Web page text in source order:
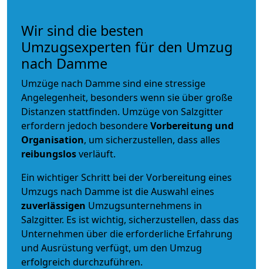
Wir sind die besten
Umzugsexperten für den Umzug
nach Damme
Umzüge nach Damme sind eine stressige
Angelegenheit, besonders wenn sie über große
Distanzen stattfinden. Umzüge von Salzgitter
erfordern jedoch besondereVorbereitung und
Organisation, um sicherzustellen, dass alles
reibungslosverläuft.
Ein wichtiger Schritt bei der Vorbereitung eines
Umzugs nach Damme ist die Auswahl eines
zuverlässigen Umzugsunternehmens in
Salzgitter. Es ist wichtig, sicherzustellen, dass das
Unternehmen über die erforderliche Erfahrung
und Ausrüstung verfügt, um den Umzug
erfolgreich durchzuführen.